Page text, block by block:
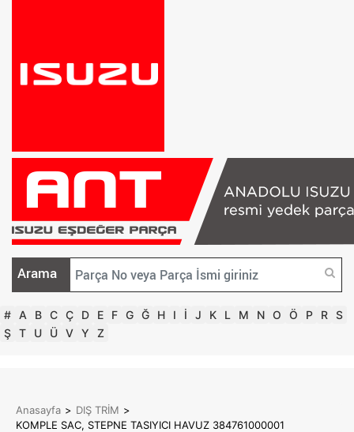
Arama
# A B C Ç D E F G Ğ H I İ J K L M N O Ö P R S
Ş T U Ü V Y Z
Anasayfa > DIŞ TRİM >
KOMPLE SAC, STEPNE TASIYICI HAVUZ 384761000001